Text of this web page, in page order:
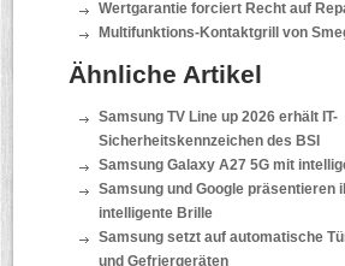
Wertgarantie forciert Recht auf
Multifunktions-Kontaktgrill von
Ähnliche Artikel
Samsung TV Line up 2026 erhält IT-
Sicherheitskennzeichen des BSI
Samsung Galaxy A27 5G mit
Samsung und Google präsentieren
intelligente Brille
Samsung setzt auf automatische
und Gefriergeräten